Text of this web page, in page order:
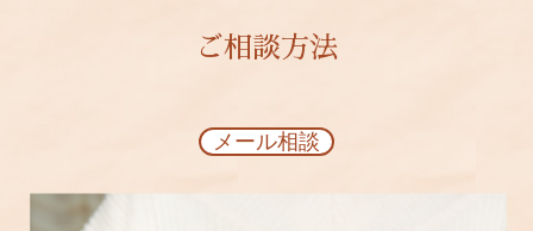
ご相談方法
メール相談